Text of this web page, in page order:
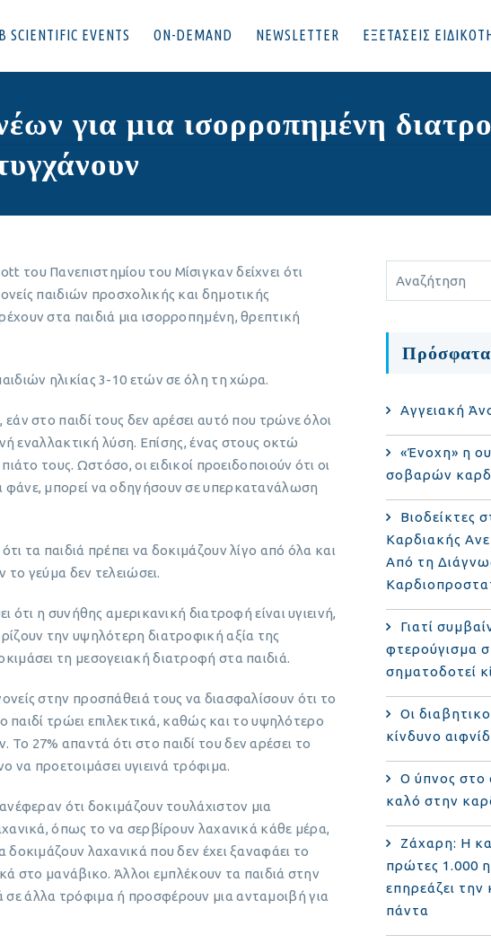
SCIENTIFIC EVENTS ON-DEMAND NEWSLETTER ΕΞΕΤΑΣΕΙΣ
για μια ισορροπημένη
του Πανεπιστημίου του Μίσιγκαν δείχνει ότι
παιδιών προσχολικής και δημοτικής
στα παιδιά μια ισορροπημένη, θρεπτική
ηλικίας 3-10 ετών σε όλη τη χώρα.
στο παιδί τους δεν αρέσει αυτό που τρώνε όλοι
εναλλακτική λύση. Επίσης, ένας στους οκτώ
τους. Ωστόσο, οι ειδικοί προειδοποιούν ότι οι
φάνε, μπορεί να οδηγήσουν σε υπερκατανάλωση
τα παιδιά πρέπει να δοκιμάζουν λίγο από όλα και
το γεύμα δεν τελειώσει.
η συνήθης αμερικανική διατροφή είναι υγιεινή,
την υψηλότερη διατροφική αξία της
τη μεσογειακή διατροφή στα παιδιά.
στην προσπάθειά τους να διασφαλίσουν ότι το
παιδί τρώει επιλεκτικά, καθώς και το υψηλότερο
27% απαντά ότι στο παιδί του δεν αρέσει το
να προετοιμάσει υγιεινά τρόφιμα.
ότι δοκιμάζουν τουλάχιστον μια
όπως το να σερβίρουν λαχανικά κάθε μέρα,
λαχανικά που δεν έχει ξαναφάει το
στο μανάβικο. Άλλοι εμπλέκουν τα παιδιά στην
άλλα τρόφιμα ή προσφέρουν μια ανταμοιβή για
Αγγειακή
«Ένοχη» η
σοβαρών
Βιοδείκτες
Καρδιακής
Από τη
Γιατί
φτερούγισμα
σηματοδοτεί
Οι
κίνδυνο
Ο ύπνος στο
καλό στην
Ζάχαρη: Η
πρώτες 1.000
επηρεάζει την
πάντα